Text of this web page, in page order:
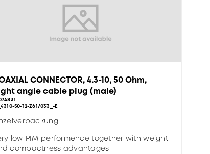
CONNECTOR, 4.3-10, 50 Ohm,
angle cable plug (male)
50-12-Z61/033_-E
low PIM performence together with weight
compactness advantages